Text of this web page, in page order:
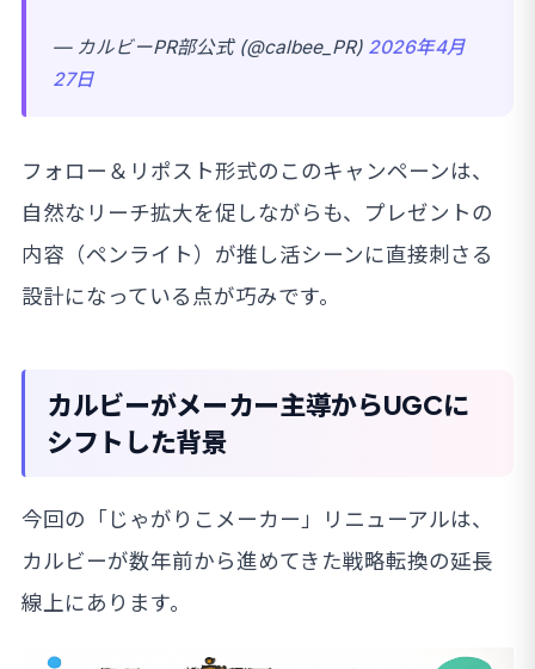
— カルビーPR部公式 (@calbee_PR) 2026年4月
27日
フォロー＆リポスト形式のこのキャンペーンは、
自然なリーチ拡大を促しながらも、プレゼントの
内容（ペンライト）が推し活シーンに直接刺さる
設計になっている点が巧みです。
カルビーがメーカー主導からUGCに
シフトした背景
今回の「じゃがりこメーカー」リニューアルは、
カルビーが数年前から進めてきた戦略転換の延長
線上にあります。